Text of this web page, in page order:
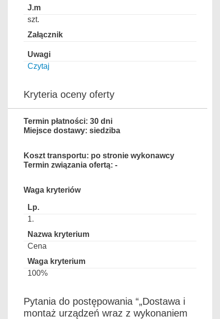
szt.
Czytaj
Kryteria oceny oferty
Termin płatności: 30 dni
Miejsce dostawy: siedziba
Koszt transportu: po stronie wykonawcy
Termin związania ofertą: -
Waga kryteriów
1.
Cena
100%
Pytania do postępowania “„Dostawa i
montaż urządzeń wraz z wykonaniem